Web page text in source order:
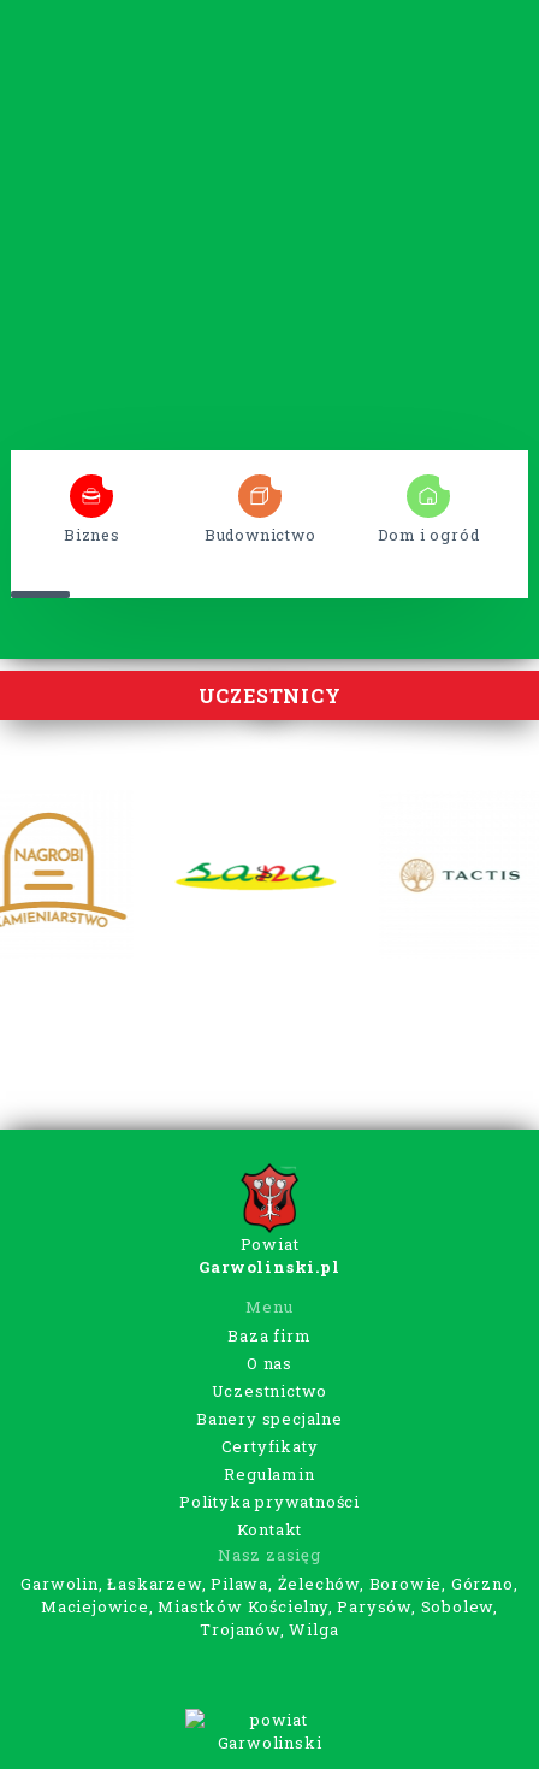
Biznes Budownictwo Dom i ogród
UCZESTNICY
Powiat
Garwolinski.pl
Menu
Baza firm
O nas
Uczestnictwo
Banery specjalne
Certyfikaty
Regulamin
Polityka prywatności
Kontakt
Nasz zasięg
Garwolin, Łaskarzew, Pilawa, Żelechów, Borowie, Górzno,
Maciejowice, Miastków Kościelny, Parysów, Sobolew,
Trojanów, Wilga